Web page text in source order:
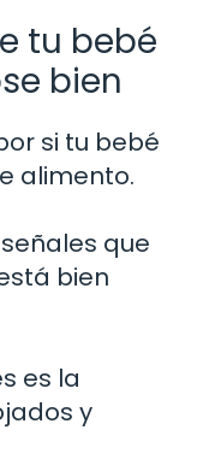
tu bebé
bien
si tu bebé
alimento.
que
bien
es la
y